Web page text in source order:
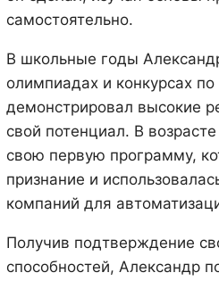
самостоятельно.
В школьные годы
олимпиадах и конкурсах
демонстрировал высокие
свой потенциал. В
свою первую программу,
признание и
компаний для
Получив подтверждение
способностей, Александр